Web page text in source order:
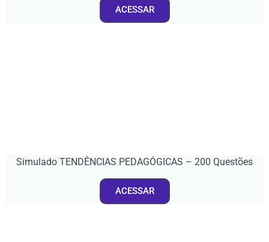
ACESSAR
Simulado TENDÊNCIAS PEDAGÓGICAS – 200 Questões
ACESSAR